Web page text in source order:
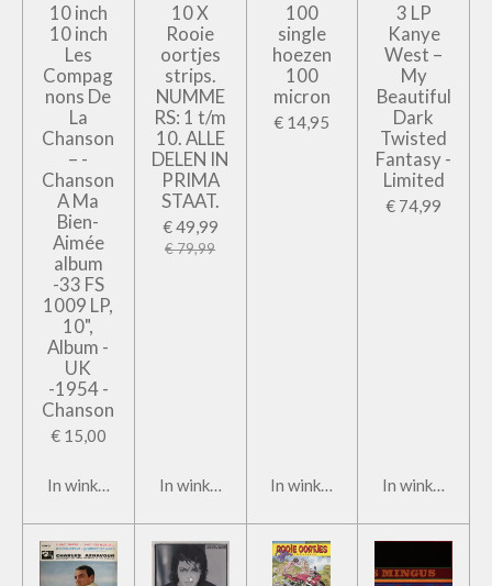
10 inch
10 inch
Les
Compag
nons De
La
Chanson
– -
Chanson
A Ma
Bien-
Aimée
album
-33 FS
1009 LP,
10",
Album -
UK
-1954 -
Chanson
€ 15,00
In winkelwagen
10 X
Rooie
oortjes
strips.
NUMME
RS: 1 t/m
10. ALLE
DELEN IN
PRIMA
STAAT.
€ 49,99
€ 79,99
In winkelwagen
100
single
hoezen
100
micron
€ 14,95
In winkelwagen
3 LP
Kanye
West –
My
Beautiful
Dark
Twisted
Fantasy -
Limited
€ 74,99
In